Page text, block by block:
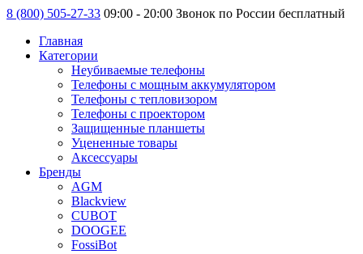
8 (800) 505-27-33 09:00 - 20:00 Звонок по России бесплатный
Главная
Категории
Неубиваемые телефоны
Телефоны с мощным аккумулятором
Телефоны с тепловизором
Телефоны с проектором
Защищенные планшеты
Уцененные товары
Аксессуары
Бренды
AGM
Blackview
CUBOT
DOOGEE
FossiBot